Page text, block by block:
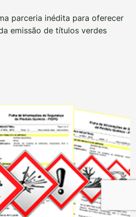
parceria inédita para oferecer
emissão de títulos verdes